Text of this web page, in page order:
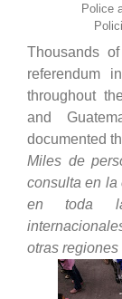
Police
Thousands
referendum
throughout
and
documented
Miles de
consulta en la
en toda la
otras